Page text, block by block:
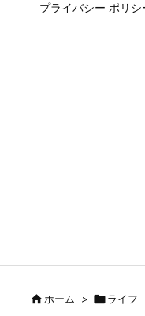
プライバシー ポリシ
ホーム > ライフ